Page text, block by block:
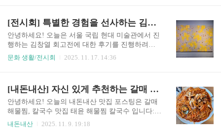
는 계단이 있으니 참고해주세요.가게 내부가게 내
부는 넓은 편입니다.안에 ..
위의 사진처럼 생겼습니다!도로가 좁아서, 약간 사
진 찍기가 어렵더라구요ㅠㅠ건물 주차장으로 가시
면 되는데, 주차장 입구는 가게 입구보다 약간 뒤에
있습니다.누가봐도 주차장 입구처럼 생겨서 찾기
어렵지 않아요!가게 내부가게 내부는 그렇게 넓은
하기 어려우실 수 있어요ㅠㅠ가게 콘셉이 호텔이
여서..
[전시회] 특별한 경험을 선사하는 김창열 회고전
안녕하세요! 오늘은 서울 국립 현대 미술관에서 진
행하는 김창열 회고전에 대한 후기를 진행하려고
합니다:)회고전이 진행한지는 꽤 됐는데, 이번에
ibitionsDetail.do?exhId=202501060001894 국립현대
미술관1. 전시서문 안녕하십니까. 국립현대미술관
김창열 전에 오신 것을 환영합니다. 국립현대미술
관은 한국현대미술사를 정립하고 위상을 강화하기
위해 원로 작가들과 당대 미술계 연구에 기반한ww
문화 생활/전시회 2025. 11. 17. 14:36
[내돈내산] 자신 있게 추천하는 갈매 해물찜, 태윤 해물찜 칼국수
안녕하세요! 오늘의 내돈내산 맛집 포스팅은 갈매
해물찜, 칼국수 맛집 태윤 해물찜 칼국수 입니다:)
갈매에 살았을 때 자주 갔던 해물찜 집인데, 지금도
내돈내산 2025. 11. 9. 19:18